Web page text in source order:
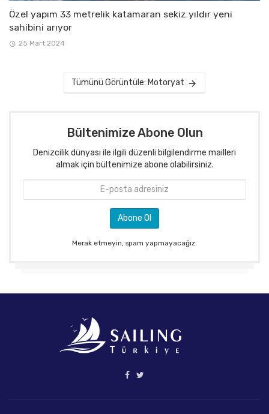
Özel yapım 33 metrelik katamaran sekiz yıldır yeni
sahibini arıyor
25 Mart 2024
Tümünü Görüntüle: Motoryat
Bültenimize Abone Olun
Denizcilik dünyası ile ilgili düzenli bilgilendirme mailleri
almak için bültenimize abone olabilirsiniz.
Merak etmeyin, spam yapmayacağız.